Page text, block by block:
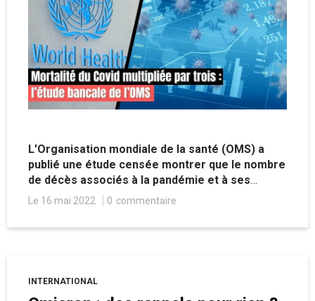
L'Organisation mondiale de la santé (OMS) a
publié une étude censée montrer que le nombre
de décès associés à la pandémie et à ses
conséquences sanitaires serait largement
sous-estimé, notamment en Afrique. Basée sur
des modèles mathématiques et sur des
Le 16 mai 2022 0 commentaire
INTERNATIONAL